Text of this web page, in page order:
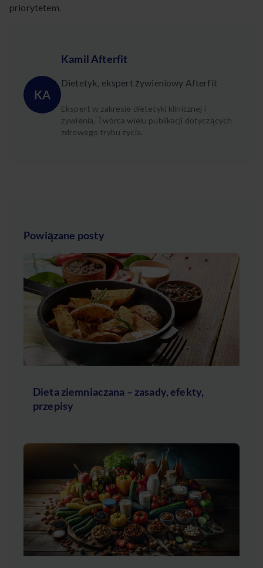
priorytetem.
KA
Kamil Afterfit
Dietetyk, ekspert żywieniowy Afterfit
Ekspert w zakresie dietetyki klinicznej i
żywienia. Twórca wielu publikacji dotyczących
zdrowego trybu życia.
Powiązane posty
Dieta ziemniaczana – zasady, efekty,
przepisy